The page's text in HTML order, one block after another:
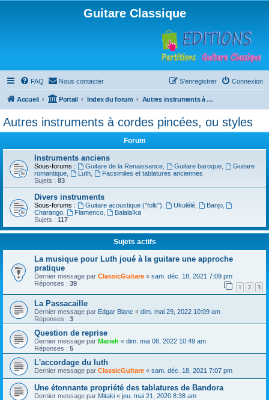
Guitare Classique
FAQ Nous contacter Connexion
S’enregistrer
Accueil Portail Index du forum Autres instruments à cordes pincées, ou styles
Autres instruments à cordes pincées, ou styles
Forum
Instruments anciens
Sous-forums : Guitare de la Renaissance, Guitare baroque,
Guitare
romantique
Luth,
Facsimiles et tablatures anciennes
Sujets : 83
Divers instruments
Sous-forums : Guitare acoustique ("folk") Ukulélé, Banjo,
Charango
Flamenco,
Balalaïka
Sujets : 117
Sujets actifs
La musique pour Luth joué à la guitare une approche
pratique
Dernier message par ClassicGuitare « sam. déc. 18, 2021 7:09 pm
Réponses : 39 1 2 3
La Passacaille
Dernier message par Edgar Blanc « dim. mai 29, 2022 10:09 am
Réponses : 3
Question de reprise
Dernier message par Marieh « dim. mai 08, 2022 10:49 am
Réponses : 5
L'accordage du luth
Dernier message par ClassicGuitare « sam. déc. 18, 2021 7:07 pm
Une étonnante propriété des tablatures de Bandora
Dernier message par Mitaki « jeu. mai 21, 2020 8:38 am